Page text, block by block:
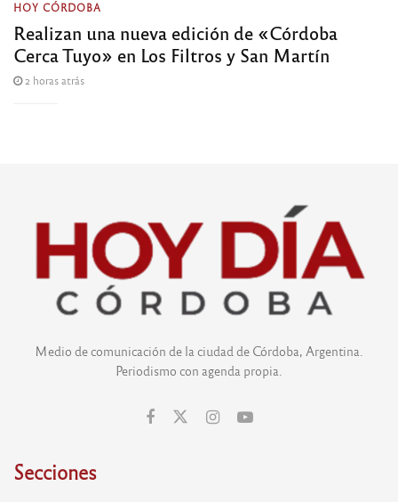
HOY CÓRDOBA
Realizan una nueva edición de «Córdoba
Cerca Tuyo» en Los Filtros y San Martín
2 horas atrás
Medio de comunicación de la ciudad de Córdoba, Argentina.
Periodismo con agenda propia.
Secciones